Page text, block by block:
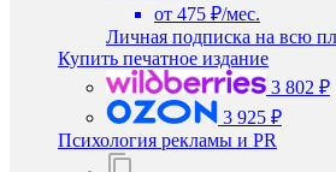
от 475 ₽/мес.
Личная подписка на всю
Купить печатное издание
3 802 ₽
3 925 ₽
Психология рекламы и PR